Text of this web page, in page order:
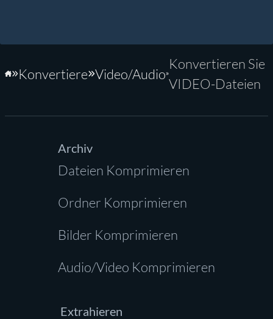
Startseite
Konvertiere Video/Audio
Konvertieren Sie
VIDEO-Dateien
Archiv
Dateien Komprimieren
Ordner Komprimieren
Bilder Komprimieren
Audio/Video Komprimieren
Extrahieren